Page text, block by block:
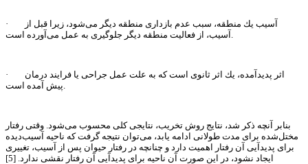
· آسیب یك منطقه، سبب عدم بازداری منطقه دیگر می‌شود، زیرا قبل از
· اثر پدیدآمده، یك اثر ثانوی است كه به علت عمل جراحی یا فرایند درمان
بنابر آنچه ذكر شد، نتایج روش تخریب، نتایجی كلی محسوب می‌شود. وقتی رفتار
مختل‌شده برای مدت طولانی ادامه یابد، می‌توان نتیجه گرفت كه ناحیه آسیب‌دیده
برای پدیدآیی آن رفتار اهمیت دارد و چنانچه در رفتار حیوان پس از آسیب، تغییری
ایجاد نشود، در این صورت آن ناحیه برای پدیدآیی آن رفتار نقشی ندارد. [5]